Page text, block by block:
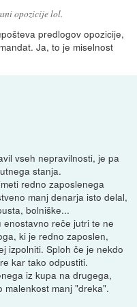
opozicije lol.
predlogov opozicije,
Ja, to je miselnost
vseh nepravilnosti, je pa
stanja.
redno zaposlenega
manj denarja isto delal,
bolniške...
reče jutri te ne
ki je redno zaposlen,
izpolniti. Sploh če je nekdo
kar tako odpustiti.
iz kupa na drugega,
manj "dreka".